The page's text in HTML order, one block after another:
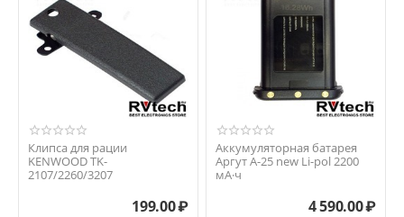
Клипса для рации
KENWOOD TK-
2107/2260/3207
199.00₽
Аккумуляторная батарея
Аргут А-25 new Li-pol 2200
мА·ч
4 590.00₽